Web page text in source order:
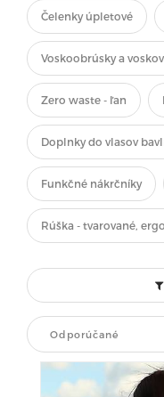
Čelenky úpletové
Voskoobrúsky a
Zero waste - ľan
Doplnky do vlasov
Funkčné nákrčníky
Rúška - tvarované,
Odporúčané